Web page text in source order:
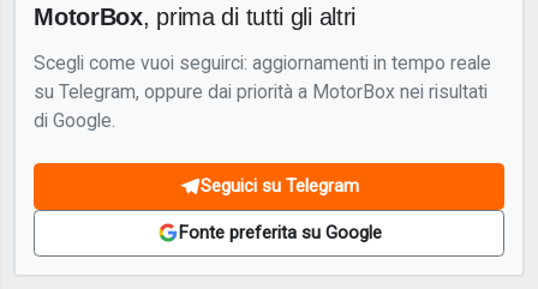
MotorBox, prima di tutti gli altri
Scegli come vuoi seguirci: aggiornamenti in tempo reale
su Telegram, oppure dai priorità a MotorBox nei risultati
di Google.
Seguici su Telegram
Fonte preferita su Google